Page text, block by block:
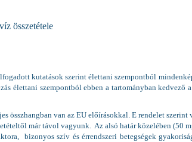
összetétele
kutatások szerint élettani szempontból
szempontból ebben a tartományban kedvező
van az EU előírásokkal. E rendelet
már távol vagyunk. Az alsó határ közelében (50
bizonyos szív és érrendszeri betegségek